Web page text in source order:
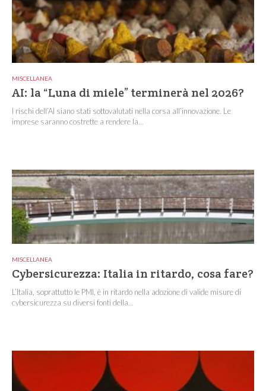
MISCELLANEA
AI: la “Luna di miele” terminerà nel 2026?
I rischi dell’AI siano stati sottovalutati nella corsa all’innovazione. Le
imprese saranno costrette a rendere la...
MISCELLANEA
Cybersicurezza: Italia in ritardo, cosa fare?
L’Italia, soprattutto le PMI, è in ritardo nella adozione di valide misure di
cybersicurezza su diversi fonti della...